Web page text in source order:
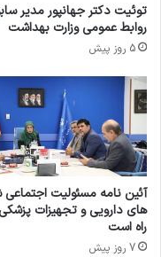
ر
ا
ن
»
د
ر
ج
ن
گ
۱
۲
ر
و
توئیت دکتر جهانپور مدیر
روابط عمومی وزارت بهداشت
5 روز پیش
آئین نامه مسئولیت
های دارویی و تجهیزات
راه است
7 روز پیش